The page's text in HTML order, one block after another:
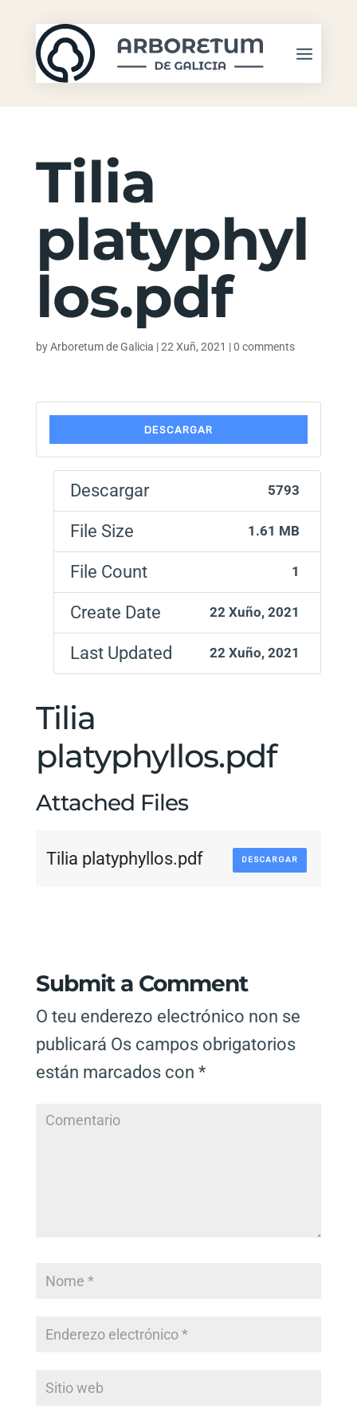
Tilia
platyphyl
los.pdf
byArboretum de Galicia |22 Xuñ, 2021 |0 comments
DESCARGAR
Descargar 5793
File Size 1.61 MB
File Count 1
Create Date 22 Xuño, 2021
Last Updated 22 Xuño, 2021
Tilia
platyphyllos.pdf
Attached Files
Tilia platyphyllos.pdf DESCARGAR
Submit a Comment
O teu enderezo electrónico non se
publicará Os campos obrigatorios
están marcados con *